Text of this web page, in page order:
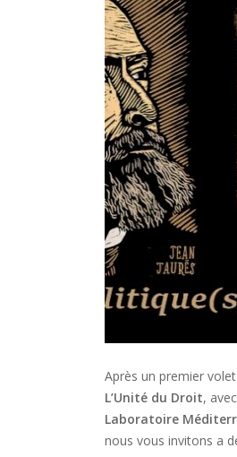
Après un premier
L’Unité du Droit,
Laboratoire
nous vous invitons a